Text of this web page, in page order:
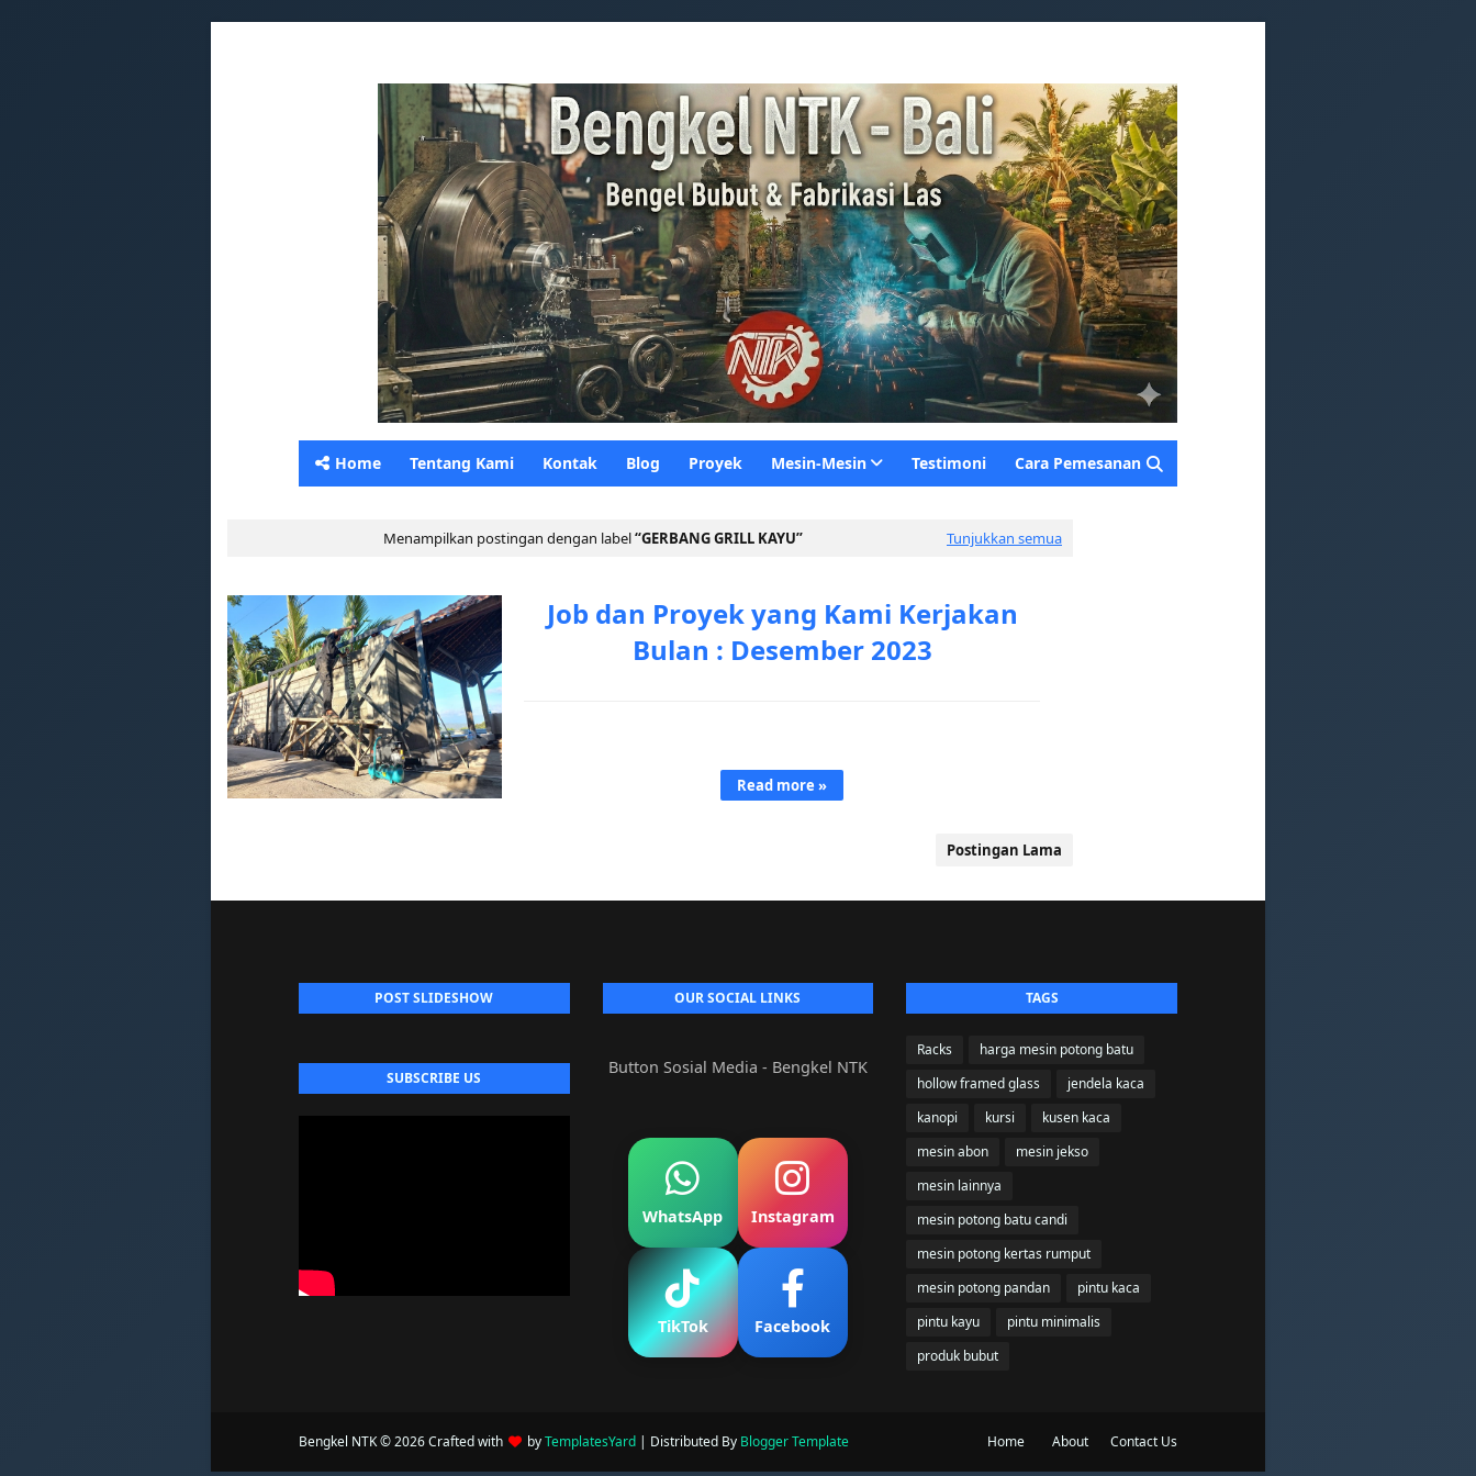
Home Tentang Kami Kontak Blog Proyek Mesin-Mesin Testimoni Cara Pemesanan
Menampilkan postingan dengan label GERBANG GRILL KAYU Tunjukkan semua
Job dan Proyek yang Kami Kerjakan
Bulan : Desember 2023
Read more »
Postingan Lama
POST SLIDESHOW
SUBSCRIBE US
OUR SOCIAL LINKS
Button Sosial Media - Bengkel NTK
WhatsApp Instagram
TikTok Facebook
TAGS
Racks
harga mesin potong batu
hollow framed glass
jendela kaca
kanopi
kursi
kusen kaca
mesin abon
mesin jekso
mesin lainnya
mesin potong batu candi
mesin potong kertas rumput
mesin potong pandan
pintu kaca
pintu kayu
pintu minimalis
produk bubut
Home About Contact Us
Bengkel NTK ©2026 Crafted with byTemplatesYard | Distributed By Blogger Template